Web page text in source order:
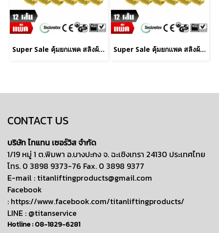
Super Sale คุ้มยกแพค สลิงผ้าใบ 12 เส้น ชนิดกลม น้ำหนักยก 3 ตัน ยาว 5 เมตร Super Sale คุ้มยกแพค สลิงผ้าใบ 12 เส้น ชนิดกลม น้ำหนักยก 3 ตัน ยาว 3 เมตร
CONTACT US
บริษัท ไทแทน เซอร์วิส จำกัด
1/19 หมู่ 1 ต.พิมพา อ.บางปะกง จ. ฉะเชิงเทรา 24130 ประเทศไทย
โทร. 0 3898 9373-76 Fax. 0 3898 9377
E-mail : titanliftingproducts@gmail.com
Facebook
: https://www.facebook.com/titanliftingproducts/
LINE : @titanservice
Hotline :08-1829-6281